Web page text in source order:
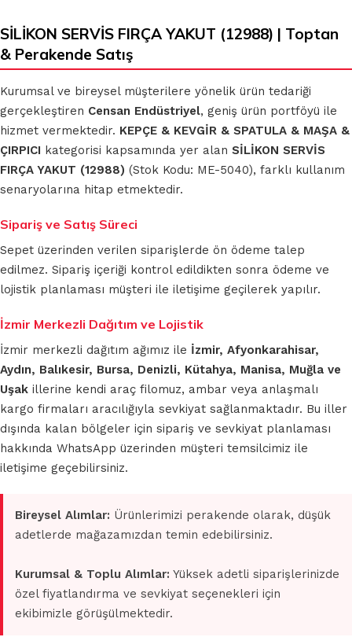
SİLİKON SERVİS FIRÇA YAKUT (12988) | Toptan
& Perakende Satış
Kurumsal ve bireysel müşterilere yönelik ürün tedariği
gerçekleştiren Censan Endüstriyel, geniş ürün portföyü ile
hizmet vermektedir. KEPÇE & KEVGİR & SPATULA & MAŞA &
ÇIRPICI kategorisi kapsamında yer alan SİLİKON SERVİS
FIRÇA YAKUT (12988) (Stok Kodu: ME-5040), farklı kullanım
senaryolarına hitap etmektedir.
Sipariş ve Satış Süreci
Sepet üzerinden verilen siparişlerde ön ödeme talep
edilmez. Sipariş içeriği kontrol edildikten sonra ödeme ve
lojistik planlaması müşteri ile iletişime geçilerek yapılır.
İzmir Merkezli Dağıtım ve Lojistik
İzmir merkezli dağıtım ağımız ile İzmir, Afyonkarahisar,
Aydın, Balıkesir, Bursa, Denizli, Kütahya, Manisa, Muğla ve
Uşak illerine kendi araç filomuz, ambar veya anlaşmalı
kargo firmaları aracılığıyla sevkiyat sağlanmaktadır. Bu iller
dışında kalan bölgeler için sipariş ve sevkiyat planlaması
hakkında WhatsApp üzerinden müşteri temsilcimiz ile
iletişime geçebilirsiniz.
Bireysel Alımlar: Ürünlerimizi perakende olarak, düşük
adetlerde mağazamızdan temin edebilirsiniz.
Kurumsal & Toplu Alımlar: Yüksek adetli siparişlerinizde
özel fiyatlandırma ve sevkiyat seçenekleri için
ekibimizle görüşülmektedir.